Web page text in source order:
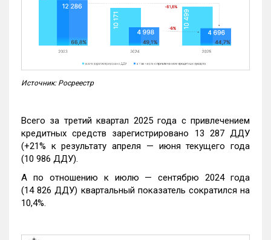
Источник: Росреестр
Всего за третий квартал 2025 года с привлечением
кредитных средств зарегистрировано 13 287 ДДУ
(+21% к результату апреля — июня текущего года
(10 986 ДДУ).
А по отношению к июлю — сентябрю 2024 года
(14 826 ДДУ) квартальный показатель сократился на
10,4%.